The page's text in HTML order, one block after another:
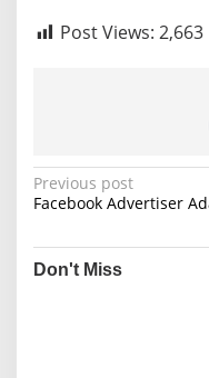
Post Views: 2,663
P
o
s
t
Previous post
Facebook Advertiser
Don't Miss